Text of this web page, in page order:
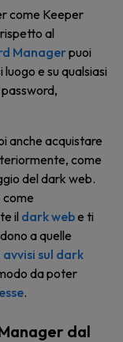
come Keeper
al
Managerpuoi
e su qualsiasi
anche acquistare
come
del dark web.
come
il dark webe ti
a quelle
avvisi sul dark
da poter
.
dal